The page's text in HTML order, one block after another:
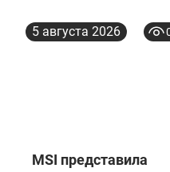
5 августа 2026
MSI представила